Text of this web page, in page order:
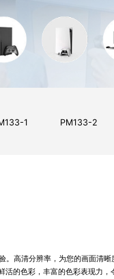
1 PM133-2
高清分辨率，为您的画面清
的色彩，丰富的色彩表现力